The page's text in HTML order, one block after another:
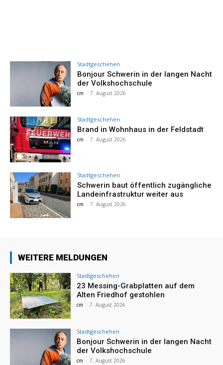
Stadtgeschehen
Bonjour Schwerin in der langen Nacht
der Volkshochschule
cm - 7. August 2026
Stadtgeschehen
Brand in Wohnhaus in der Feldstadt
cm - 7. August 2026
Stadtgeschehen
Schwerin baut öffentlich zugängliche
Landeinfrastruktur weiter aus
cm - 7. August 2026
WEITERE MELDUNGEN
Stadtgeschehen
23 Messing-Grabplatten auf dem
Alten Friedhof gestohlen
cm - 7. August 2026
Stadtgeschehen
Bonjour Schwerin in der langen Nacht
der Volkshochschule
cm - 7. August 2026